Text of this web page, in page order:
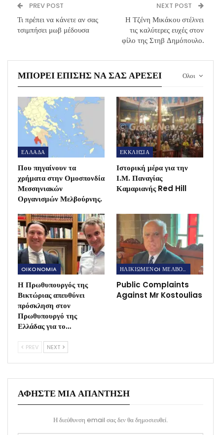
PREV POST
Τι πρέπει να κάνετε αν σας
τσιμπήσει μωβ μέδουσα
NEXT POST
Η Τζένη Μικάκου στέλνει
τις καλύτερες ευχές στον
φίλο της Στηβ Δημόπουλο.
Ολοι
ΜΠΟΡΕΊ ΕΠΊΣΗΣ ΝΑ ΣΑΣ ΑΡΈΣΕΙ
ΕΛΛΑΔΑ
Που πηγαίνουν τα
χρήματα στην Ομοσπονδία
Μεσσηνιακών
Οργανισμών Μελβούρνης.
ΕΚΚΛΗΣΙΑ
Ιστορική μέρα για την
Ι.Μ. Παναγίας
Καμαριανής Red Hill
OIKONOMIA
Η Πρωθυπουργός της
Βικτώριας απευθύνει
πρόσκληση στον
Πρωθυπουργό της
Ελλάδας για το…
ΗΛΙΚΙΩΜΕΝOI ΜΕΛΒΟΥΡΝΗΣ
Public Complaints
Against Mr Kostoulias
PREV NEXT
ΑΦΉΣΤΕ ΜΙΑ ΑΠΆΝΤΗΣΗ
Η διεύθυνση email σας δεν θα δημοσιευθεί.